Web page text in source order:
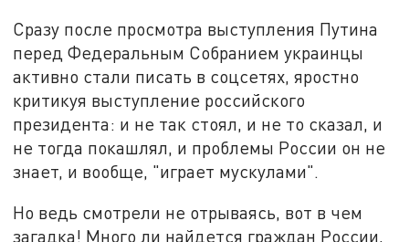
Сразу после просмотра выступления Путина
перед Федеральным Собранием украинцы
активно стали писать в соцсетях, яростно
критикуя выступление российского
президента: и не так стоял, и не то сказал, и
не тогда покашлял, и проблемы России он не
знает, и вообще, "играет мускулами".
Но ведь смотрели не отрываясь, вот в чем
загадка! Много ли найдется граждан России,